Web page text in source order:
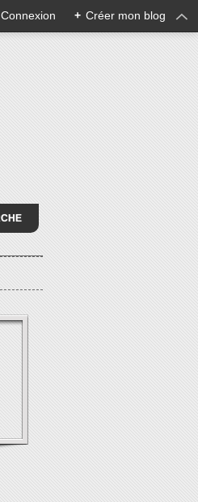
Connexion + Créer mon blog